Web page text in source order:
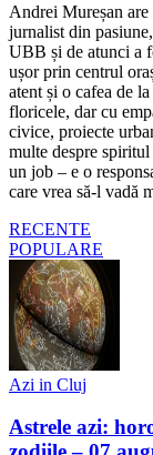
Andrei Mureșan
jurnalist din
UBB și de atunci a
ușor prin centrul
atent și o cafea de
floricele, dar cu
civice, proiecte
multe despre
un job – e o
care vrea să-l vadă
RECENTE
POPULARE
Azi in Cluj
Astrele azi: